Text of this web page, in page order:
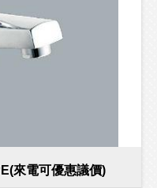
來電可優惠議價)